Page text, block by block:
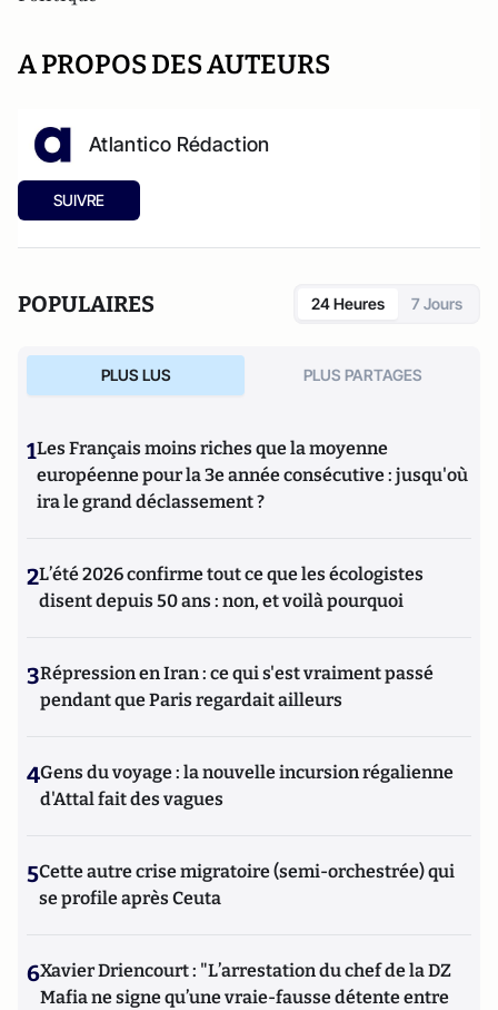
A PROPOS DES AUTEURS
Atlantico Rédaction
SUIVRE
POPULAIRES 24 Heures 7 Jours
PLUS LUS PLUS PARTAGES
1Les Français moins riches que la moyenne
européenne pour la 3e année consécutive : jusqu'où
ira le grand déclassement ?
2L’été 2026 confirme tout ce que les écologistes
disent depuis 50 ans : non, et voilà pourquoi
3Répression en Iran : ce qui s'est vraiment passé
pendant que Paris regardait ailleurs
4Gens du voyage : la nouvelle incursion régalienne
d'Attal fait des vagues
5Cette autre crise migratoire (semi-orchestrée) qui
se profile après Ceuta
6Xavier Driencourt : "L’arrestation du chef de la DZ
Mafia ne signe qu’une vraie-fausse détente entre